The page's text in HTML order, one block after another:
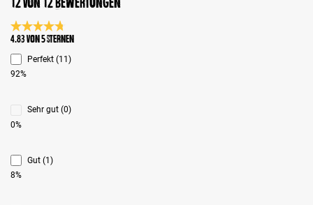
Durchschnittliche Bewertung 4.8 von 5 Sternen
4.83 von 5 Sternen
Perfekt (11)
92%
Sehr gut (0)
0%
Gut (1)
8%